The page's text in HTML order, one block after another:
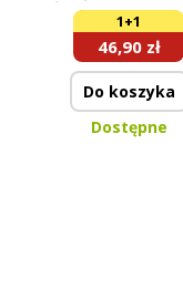
Środek
spray
500 ml + 200 ml
1+1
46,90 zł
Do koszyka
Dostępne